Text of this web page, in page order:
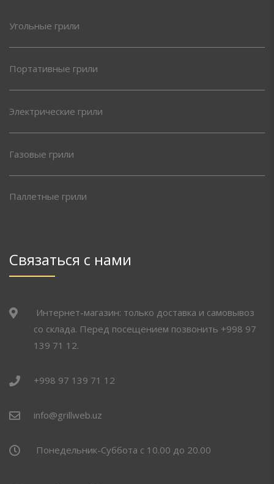
Угольные грили
Портативные грили
Электрические грили
Газовые грили
Паллетные грили
Связаться с нами
Интернет-магазин: только доставка и самовывоз
со склада. Перед посещением позвонить +998 97
139 71 12.
+998 97 139 71 12
info@grillweb.uz
Понедельник-Суббота с 10.00 до 20.00